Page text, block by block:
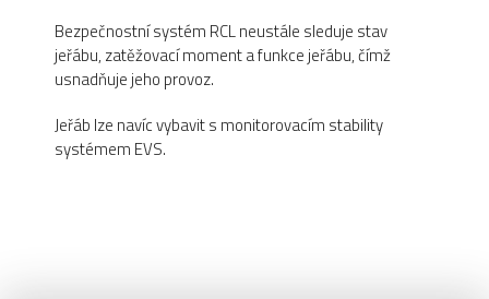
Bezpečnostní systém RCL neustále sleduje stav
jeřábu, zatěžovací moment a funkce jeřábu, čímž
usnadňuje jeho provoz.
Jeřáb lze navíc vybavit s monitorovacím stability
systémem EVS.